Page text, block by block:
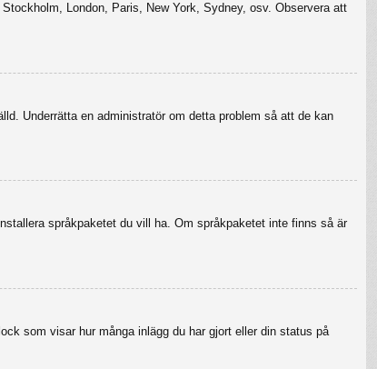
London, Paris, New York, Sydney, osv. Observera att
Underrätta en administratör om detta problem så att de kan
språkpaketet du vill ha. Om språkpaketet inte finns så är
som visar hur många inlägg du har gjort eller din status på